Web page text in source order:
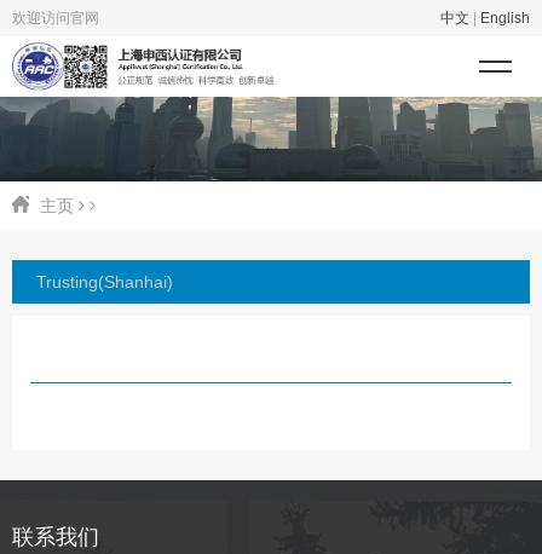
欢迎访问官网 中文 English
主页
Trusting(Shanhai)
联系我们